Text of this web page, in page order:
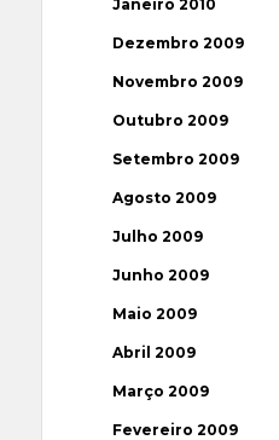
Janeiro 2010
Dezembro 2009
Novembro 2009
Outubro 2009
Setembro 2009
Agosto 2009
Julho 2009
Junho 2009
Maio 2009
Abril 2009
Março 2009
Fevereiro 2009